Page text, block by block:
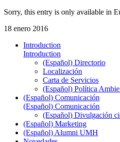
Sorry, this entry is only available in
18 enero 2016
Introduction
Introduction
(Español) Directorio
Localización
Carta de Servicios
(Español) Política
(Español) Comunicación
(Español) Comunicación
(Español) Divulgación
(Español) Marketing
(Español) Alumni UMH